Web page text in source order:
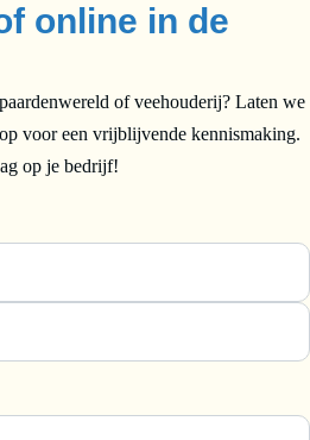
online in de
of veehouderij? Laten we
voor een vrijblijvende kennismaking.
op je bedrijf!